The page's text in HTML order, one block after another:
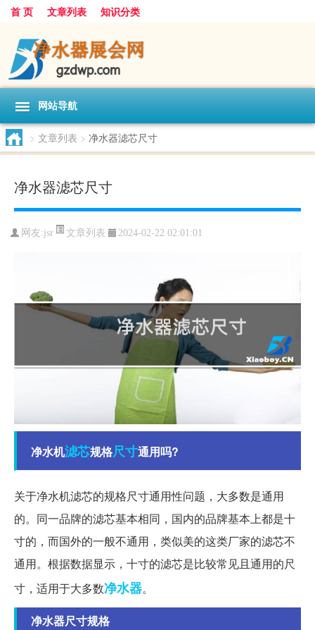
首 页 文章列表 知识分类
网站导航
> 文章列表 > 净水器滤芯尺寸
净水器滤芯尺寸
网友:jsr 文章列表 2024-02-22 02:01:01
净水机滤芯规格尺寸通用吗?
关于净水机滤芯的规格尺寸通用性问题，大多数是通用
的。同一品牌的滤芯基本相同，国内的品牌基本上都是十
寸的，而国外的一般不通用，类似美的这类厂家的滤芯不
通用。根据数据显示，十寸的滤芯是比较常见且通用的尺
寸，适用于大多数净水器。
净水器尺寸规格